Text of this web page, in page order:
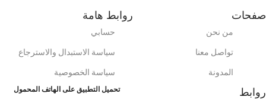
صفحات
من نحن
تواصل معنا
المدونة
روابط
روابط هامة
حسابي
سياسة الاستبدال والاسترجاع
سياسة الخصوصية
تحميل التطبيق على الهاتف المحمول